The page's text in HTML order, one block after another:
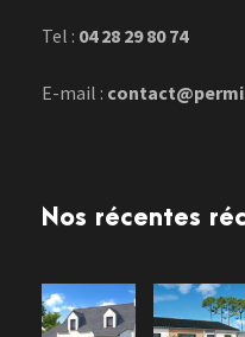
Tel : 04 28 29 80 74
E-mail :
Nos récentes